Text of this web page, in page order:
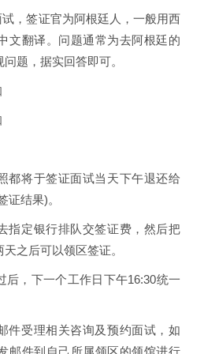
，签证官为阿根廷人，一般用西
文翻译。问题通常为去阿根廷的
题，据实回答即可。
都将于签证面试当天下午退还给
证结果)。
指定银行排队交签证费，然后把
之后可以领区签证。
后，下一个工作日下午16:30统一
件受理相关咨询及预约面试，如
邮件到自己所属领区的领馆进行